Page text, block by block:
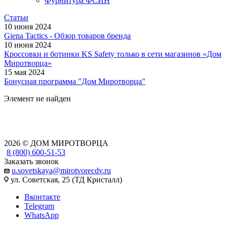
Статьи
10 июня 2024
Giena Tactics - Обзор товаров бренда
10 июня 2024
Кроссовки и ботинки KS Safety только в сети магазинов «Дом
Миротворца»
15 мая 2024
Бонусная программа "Дом Миротворца"
Элемент не найден
2026 © ДОМ МИРОТВОРЦА
8 (800) 600-51-53
Заказать звонок
u.sovetskaya@mirotvorecdv.ru
ул. Советская, 25 (ТД Кристалл)
Вконтакте
Telegram
WhatsApp